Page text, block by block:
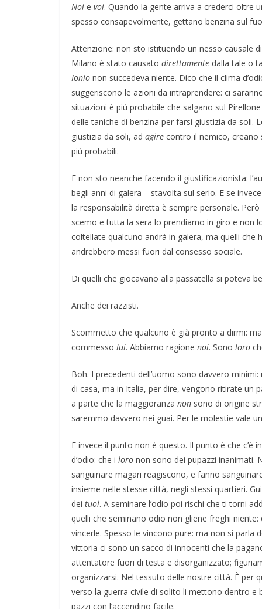
Noi e voi. Quando la gente arriva a crederci oltre
spesso consapevolmente, gettano benzina sul
Attenzione: non sto istituendo un nesso causale
Milano è stato causato direttamente dalla tale o
Ionio non succedeva niente. Dico che il clima
suggeriscono le azioni da intraprendere: ci
situazioni è più probabile che salgano sul
delle taniche di benzina per farsi giustizia da soli.
giustizia da soli, ad agire contro il nemico, creano
più probabili.
E non sto neanche facendo il giustificazionista:
begli anni di galera – stavolta sul serio. E se
la responsabilità diretta è sempre personale.
scemo e tutta la sera lo prendiamo in giro e non
coltellate qualcuno andrà in galera, ma quelli
andrebbero messi fuori dal consesso sociale.
Di quelli che giocavano alla passatella si poteva
Anche dei razzisti.
Scommetto che qualcuno è già pronto a dirmi:
commesso lui. Abbiamo ragione noi. Sono loro
Boh. I precedenti dell’uomo sono davvero
di casa, ma in Italia, per dire, vengono ritirate un
a parte che la maggioranza non sono di origine
saremmo davvero nei guai. Per le molestie vale
E invece il punto non è questo. Il punto è che c’è
d’odio: che i loro non sono dei pupazzi inanimati.
sanguinare magari reagiscono, e fanno
insieme nelle stesse città, negli stessi quartieri.
dei tuoi. A seminare l’odio poi rischi che ti torni
quelli che seminano odio non gliene freghi
vincerle. Spesso le vincono pure: ma non si parla
vittoria ci sono un sacco di innocenti che la
attentatore fuori di testa e disorganizzato;
organizzarsi. Nel tessuto delle nostre città. È per
verso la guerra civile di solito li mettono dentro
pazzi con l’accendino facile.